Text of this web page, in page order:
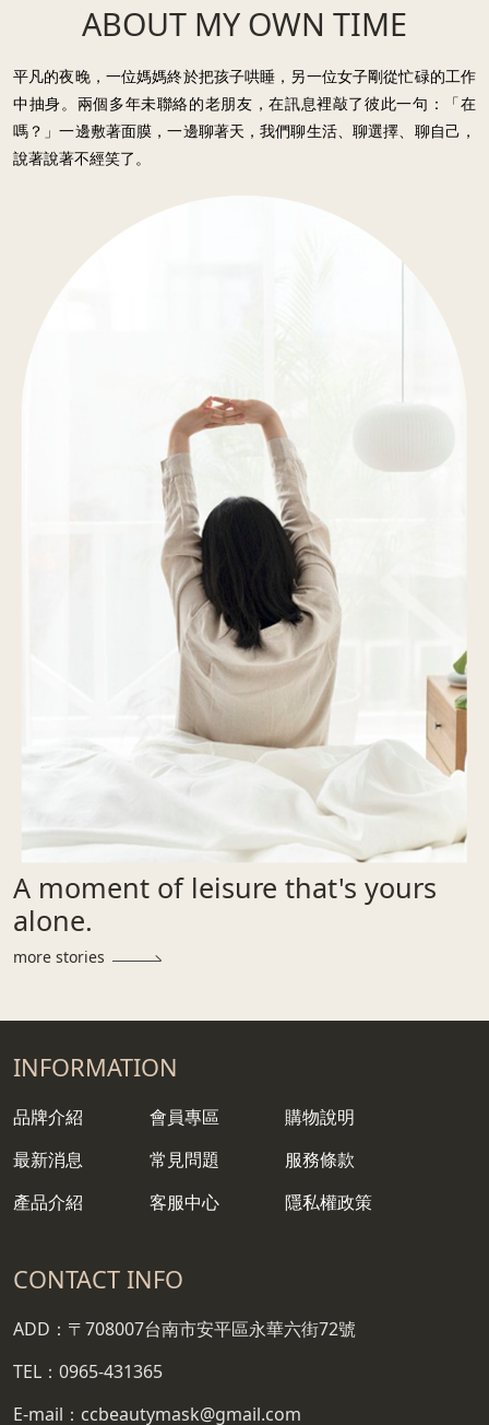
ABOUT MY OWN TIME
平凡的夜晚，一位媽媽終於把孩子哄睡，另一位女子剛從忙碌的工作
中抽身。兩個多年未聯絡的老朋友，在訊息裡敲了彼此一句：「在
嗎？」一邊敷著面膜，一邊聊著天，我們聊生活、聊選擇、聊自己，
說著說著不經笑了。
A moment of leisure that's yours
alone.
more stories
INFORMATION
品牌介紹
最新消息
產品介紹
會員專區
常見問題
客服中心
購物說明
服務條款
隱私權政策
CONTACT INFO
ADD：〒708007台南市安平區永華六街72號
TEL：0965-431365
E-mail：ccbeautymask@gmail.com